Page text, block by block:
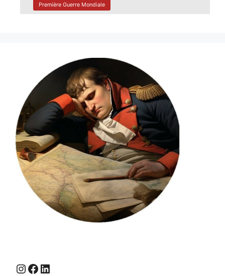
Première Guerre Mondiale
Instagram
Facebook
LinkedIn